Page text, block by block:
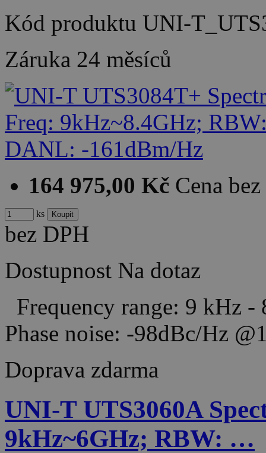
Kód produktu UNI-
Záruka 24 měsíců
164 975,00 Kč Cena
ks
bez DPH
Dostupnost Na dotaz
Frequency range: 9 kHz
Phase noise: -98dBc/Hz
Doprava zdarma
UNI-T UTS3060A
9kHz~6GHz; RBW: …